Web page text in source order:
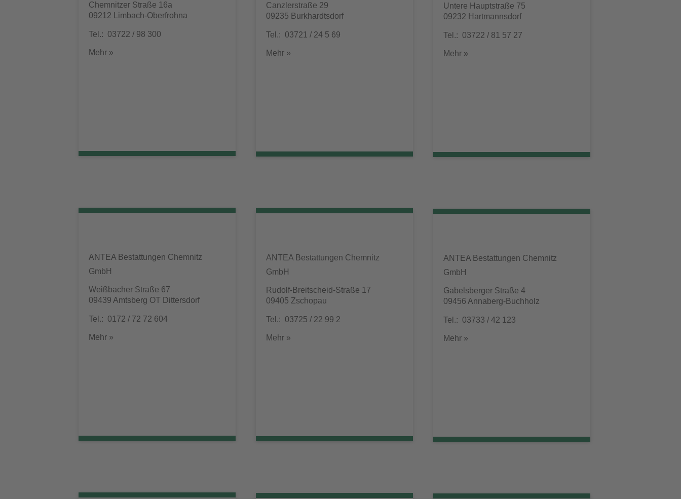
Chemnitzer Straße 16a
09212 Limbach-Oberfrohna
Tel.: 03722 / 98 300
Mehr »
Canzlerstraße 29
09235 Burkhardtsdorf
Tel.: 03721 / 24 5 69
Mehr »
Untere Hauptstraße 75
09232 Hartmannsdorf
Tel.: 03722 / 81 57 27
Mehr »
ANTEA Bestattungen Chemnitz
GmbH
Weißbacher Straße 67
09439 Amtsberg OT Dittersdorf
Tel.: 0172 / 72 72 604
Mehr »
ANTEA Bestattungen Chemnitz
GmbH
Rudolf-Breitscheid-Straße 17
09405 Zschopau
Tel.: 03725 / 22 99 2
Mehr »
ANTEA Bestattungen Chemnitz
GmbH
Gabelsberger Straße 4
09456 Annaberg-Buchholz
Tel.: 03733 / 42 123
Mehr »